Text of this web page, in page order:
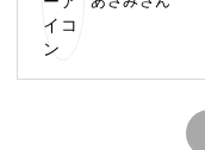
カジュアルにもきれ
教えてくださったので
楽しくスムーズに作れ
出来ました😊
履き心地最高なパンツ